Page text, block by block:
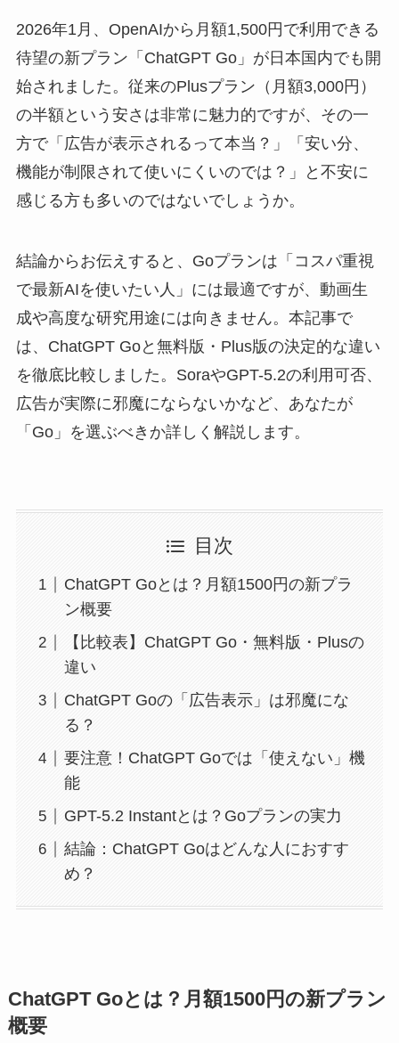
2026年1月、OpenAIから月額1,500円で利用できる
待望の新プラン「ChatGPT Go」が日本国内でも開
始されました。従来のPlusプラン（月額3,000円）
の半額という安さは非常に魅力的ですが、その一
方で「広告が表示されるって本当？」「安い分、
機能が制限されて使いにくいのでは？」と不安に
感じる方も多いのではないでしょうか。
結論からお伝えすると、Goプランは「コスパ重視
で最新AIを使いたい人」には最適ですが、動画生
成や高度な研究用途には向きません。本記事で
は、ChatGPT Goと無料版・Plus版の決定的な違い
を徹底比較しました。SoraやGPT-5.2の利用可否、
広告が実際に邪魔にならないかなど、あなたが
「Go」を選ぶべきか詳しく解説します。
目次
ChatGPT Goとは？月額1500円の新プラ
ン概要
【比較表】ChatGPT Go・無料版・Plusの
違い
ChatGPT Goの「広告表示」は邪魔にな
る？
要注意！ChatGPT Goでは「使えない」機
能
GPT-5.2 Instantとは？Goプランの実力
結論：ChatGPT Goはどんな人におすす
め？
ChatGPT Goとは？月額1500円の新プラン
概要